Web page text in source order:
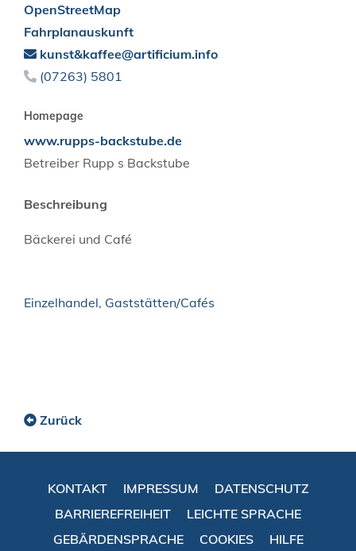
OpenStreetMap
Fahrplanauskunft
kunst&kaffee@artificium.info
(07263) 5801
Homepage
www.rupps-backstube.de
Betreiber Rupp s Backstube
Beschreibung
Bäckerei und Café
Einzelhandel, Gaststätten/Cafés
Zurück
KONTAKT IMPRESSUM
DATENSCHUTZ
BARRIEREFREIHEIT
LEICHTE SPRACHE
GEBÄRDENSPRACHE
COOKIES HILFE